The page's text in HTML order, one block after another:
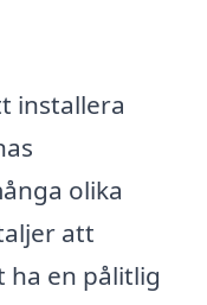
installera
olika
att
en pålitlig